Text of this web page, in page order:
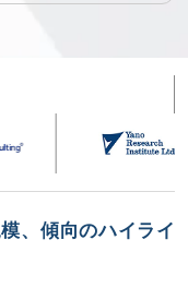
、傾向のハイライ